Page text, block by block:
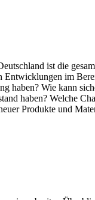
ist die
im
haben? Wie kann
haben? Welche
Produkte und